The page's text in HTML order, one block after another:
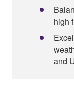
high
and